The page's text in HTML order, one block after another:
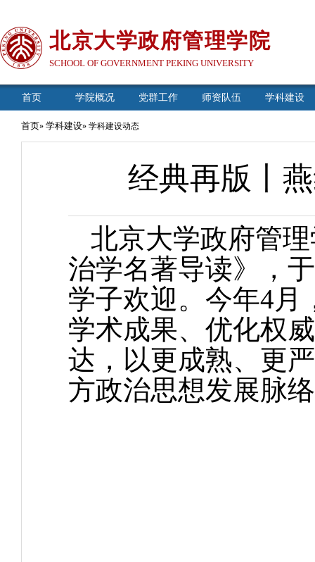
北京大学政府管理学院
SCHOOL OF GOVERNMENT PEKING UNIVERSITY
首页 学院概况 党群工作 师资队伍 学科建设
首页» 学科建设» 学科建设动态
经典再版丨
北京大学政府管
治学名著导读》，
学子欢迎。今年4月
学术成果、优化权
达，以更成熟、更
方政治思想发展脉